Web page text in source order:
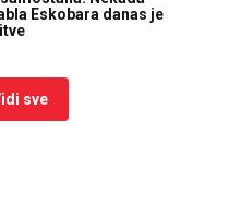
Eskobara danas je
sve